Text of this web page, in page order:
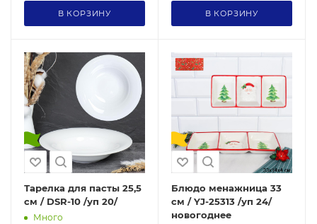
В КОРЗИНУ В КОРЗИНУ
Тарелка для пасты 25,5
см / DSR-10 /уп 20/
Много
Блюдо менажница 33
см / YJ-25313 /уп 24/
новогоднее